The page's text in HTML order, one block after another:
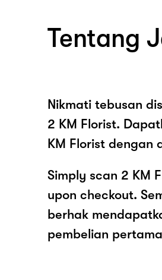
Tentang
Nikmati tebusan
2 KM Florist.
KM Florist dengan
Simply scan 2 KM
upon checkout.
berhak
pembelian